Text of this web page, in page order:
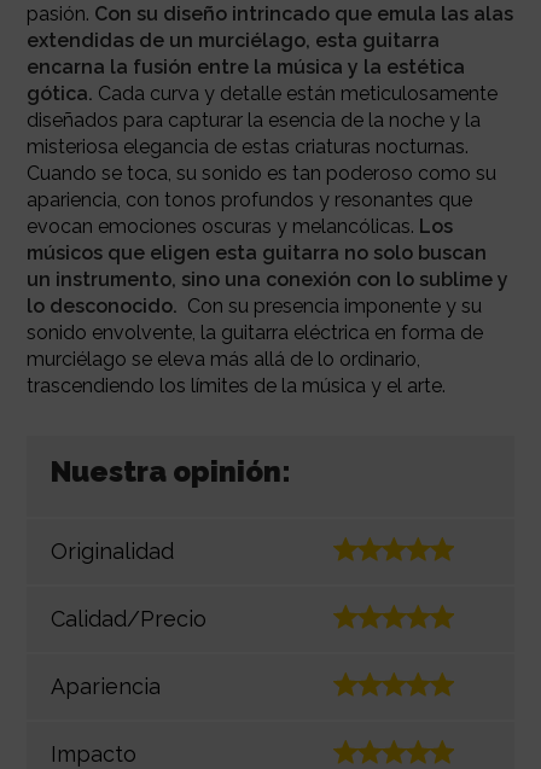
pasión. Con su diseño intrincado que emula las alas
extendidas de un murciélago, esta guitarra
encarna la fusión entre la música y la estética
gótica. Cada curva y detalle están meticulosamente
diseñados para capturar la esencia de la noche y la
misteriosa elegancia de estas criaturas nocturnas.
Cuando se toca, su sonido es tan poderoso como su
apariencia, con tonos profundos y resonantes que
evocan emociones oscuras y melancólicas. Los
músicos que eligen esta guitarra no solo buscan
un instrumento, sino una conexión con lo sublime y
lo desconocido. Con su presencia imponente y su
sonido envolvente, la guitarra eléctrica en forma de
murciélago se eleva más allá de lo ordinario,
trascendiendo los límites de la música y el arte.
Nuestra opinión:
Originalidad
Calidad/Precio
Apariencia
Impacto